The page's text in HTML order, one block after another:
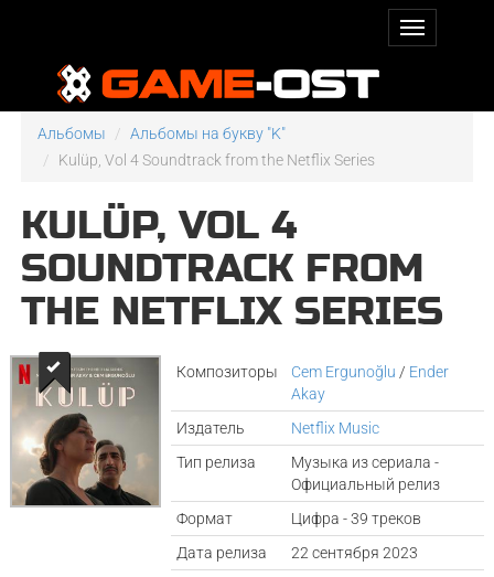
Альбомы
Альбомы на букву "K"
Kulüp, Vol 4 Soundtrack from the Netflix Series
KULÜP, VOL 4
SOUNDTRACK FROM
THE NETFLIX SERIES
Композиторы Cem Ergunoğlu / Ender
Akay
Издатель
Netflix Music
Тип релиза
Музыка из сериала -
Официальный релиз
Формат
Цифра - 39 треков
Дата релиза
22 сентября 2023